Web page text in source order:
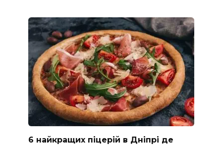
6 найкращих піцерій в Дніпрі де